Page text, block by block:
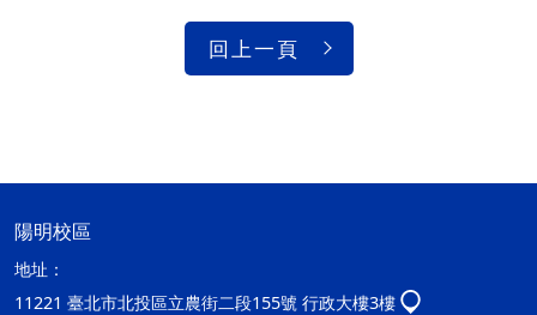
回上一頁
陽明校區
地址：
11221 臺北市北投區立農街二段155號 行政大樓3樓